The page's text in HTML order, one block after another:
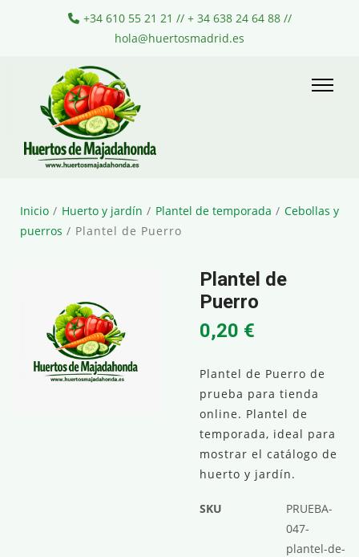
+34 610 55 21 21 // + 34 638 24 64 88 //
hola@huertosmadrid.es
Inicio / Huerto y jardín / Plantel de temporada / Cebollas y
puerros / Plantel de Puerro
Plantel de
Puerro
0,20 €
Plantel de Puerro de
prueba para tienda
online. Plantel de
temporada, ideal para
mostrar el catálogo de
huerto y jardín.
SKU
PRUEBA-
047-
plantel-de-